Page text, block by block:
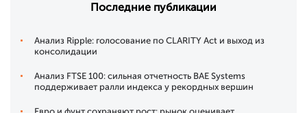
Последние публикации
Анализ Ripple: голосование по CLARITY Act и выход из
консолидации
Анализ FTSE 100: сильная отчетность BAE Systems
поддерживает ралли индекса у рекордных вершин